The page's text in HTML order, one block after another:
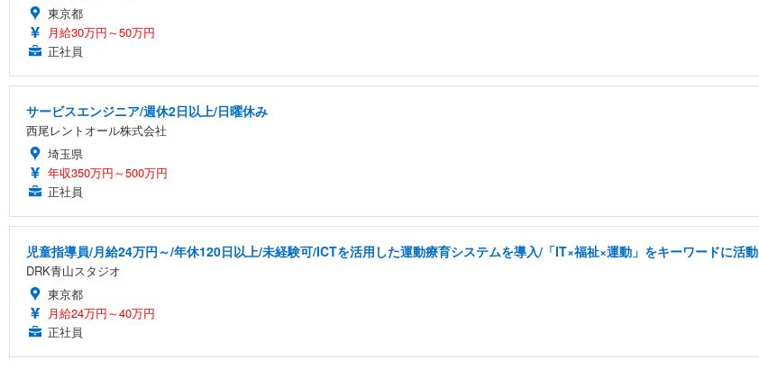
東京都
月給30万円～50万円
正社員
サービスエンジニア/週休2日以上/日曜休み
西尾レントオール株式会社
埼玉県
年収350万円～500万円
正社員
児童指導員/月給24万円～/年休120日以上/未経験可/ICTを活用した運動療育システムを導入/「IT×福祉×運動」をキーワードに活動
DRK青山スタジオ
東京都
月給24万円～40万円
正社員